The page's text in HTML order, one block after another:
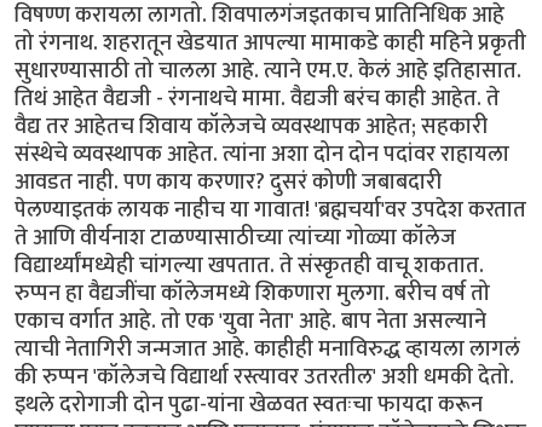
विषण्ण करायला लागतो. शिवपालगंजइतकाच प्रातिनिधिक आहे
तो रंगनाथ. शहरातून खेडयात आपल्या मामाकडे काही महिने प्रकृती
सुधारण्यासाठी तो चालला आहे. त्याने एम.ए. केलं आहे इतिहासात.
तिथं आहेत वैद्यजी - रंगनाथचे मामा. वैद्यजी बरंच काही आहेत. ते
वैद्य तर आहेतच शिवाय कॉलेजचे व्यवस्थापक आहेत; सहकारी
संस्थेचे व्यवस्थापक आहेत. त्यांना अशा दोन दोन पदांवर राहायला
आवडत नाही. पण काय करणार? दुसरं कोणी जबाबदारी
पेलण्याइतकं लायक नाहीच या गावात! 'ब्रह्मचर्या'वर उपदेश करतात
ते आणि वीर्यनाश टाळण्यासाठीच्या त्यांच्या गोळ्या कॉलेज
विद्यार्थ्यांमध्येही चांगल्या खपतात. ते संस्कृतही वाचू शकतात.
रुप्पन हा वैद्यजींचा कॉलेजमध्ये शिकणारा मुलगा. बरीच वर्ष तो
एकाच वर्गात आहे. तो एक 'युवा नेता' आहे. बाप नेता असल्याने
त्याची नेतागिरी जन्मजात आहे. काहीही मनाविरुद्ध व्हायला लागलं
की रुप्पन 'कॉलेजचे विद्यार्था रस्त्यावर उतरतील' अशी धमकी देतो.
इथले दरोगाजी दोन पुढा-यांना खेळवत स्वतःचा फायदा करून